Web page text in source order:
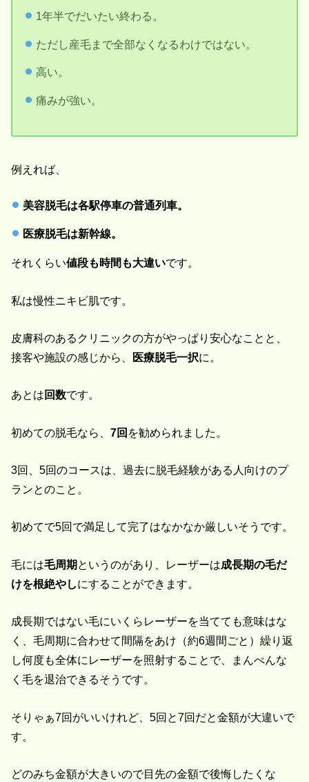
1年半でだいたい終わる。
ただし産毛まで全部なくなるわけではない。
高い。
痛みが強い。
例えれば、
美容脱毛は各駅停車の普通列車。
医療脱毛は新幹線。
それくらい値段も時間も大違いです。
私は慢性ニキビ肌です。
皮膚科のあるクリニックの方がやっぱり安心なことと、
接客や施設の感じから、 医療脱毛一択に。
あとは 回数です。
初めての脱毛なら、7回 を勧められました。
3回、5回のコースは、過去に脱毛経験がある人向けのプ
ランとのこと。
初めてで5回で満足して完了はなかなか厳しいそうです。
毛には毛周期というのがあり、レーザーは成長期の毛だ
けを根絶やしにすることができます。
成長期ではない毛にいくらレーザーを当てても意味はな
く、毛周期に合わせて間隔をあけ（約6週間ごと）繰り返
し何度も全体にレーザーを照射することで、まんべんな
く毛を退治できるそうです。
そりゃぁ7回がいいけれど、5回と7回だと金額が大違いで
す。
どのみち金額が大きいので目先の金額で後悔したくな